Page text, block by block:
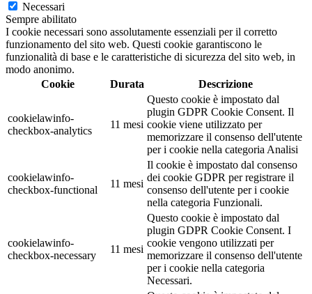
Necessari
Sempre abilitato
I cookie necessari sono assolutamente essenziali per il corretto
funzionamento del sito web. Questi cookie garantiscono le
funzionalità di base e le caratteristiche di sicurezza del sito web, in
modo anonimo.
Cookie
Durata Descrizione
cookielawinfo-
checkbox-analytics
11 mesi
Questo cookie è impostato dal
plugin GDPR Cookie Consent. Il
cookie viene utilizzato per
memorizzare il consenso dell'utente
per i cookie nella categoria Analisi
cookielawinfo-
checkbox-functional
11 mesi
Il cookie è impostato dal consenso
dei cookie GDPR per registrare il
consenso dell'utente per i cookie
nella categoria Funzionali.
cookielawinfo-
checkbox-necessary
11 mesi
Questo cookie è impostato dal
plugin GDPR Cookie Consent. I
cookie vengono utilizzati per
memorizzare il consenso dell'utente
per i cookie nella categoria
Necessari.